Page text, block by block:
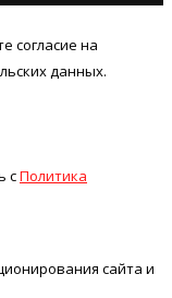
согласие на
данных.
сПолитика
сайта и